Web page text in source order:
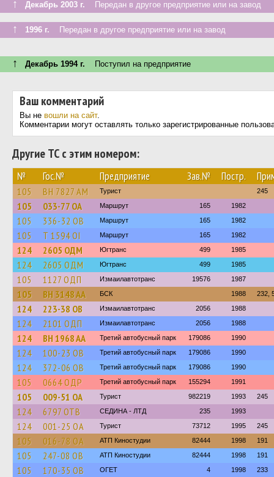
↑ Декабрь 2003 г. Передан в другое предприятие или на завод
↑ 1996 г. Передан в другое предприятие или на завод
↑ Декабрь 1994 г. Поступил на предприятие
Ваш комментарий
Вы не вошли на сайт.
Комментарии могут оставлять только зарегистрированные
Другие ТС с этим номером:
№ Гос.№ Предприятие Зав.№ Постр.
105 BH 7827 AM Турист 245
105 033-77 ОА Маршрут 165 1982
105 336-32 ОВ Маршрут 165 1982
105 Т 1594 ОІ Маршрут 165 1982
124 2605 ОДМ Югтранс 499 1985
124 2605 ОДМ Югтранс 499 1985
105 1127 ОДП Измаилавтотранс 19576 1987
105 BH 3148 AA БСК 1988 232,
124 223-38 ОВ Измаилавтотранс 2056 1988
124 2101 ОДП Измаилавтотранс 2056 1988
124 BH 1968 AA Третий автобусный парк 179086 1990
124 100-23 ОВ Третий автобусный парк 179086 1990
124 372-06 ОВ Третий автобусный парк 179086 1990
105 0664 ОДР Третий автобусный парк 155294 1991
105 009-51 ОА Турист 982219 1993 245
124 6797 ОТВ СЕДИНА - ЛТД 235 1993
124 001-25 ОА Турист 73712 1995 245
105 016-78 ОА АТП Киностудии 82444 1998 191
105 247-08 ОВ АТП Киностудии 82444 1998 191
105 170-35 ОВ ОГЕТ 4 1998 233